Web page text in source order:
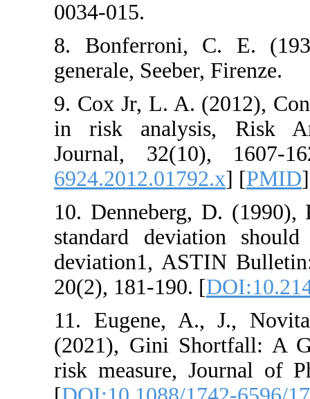
8. Bonferroni,
generale, Seeber,
9. Cox Jr, L. A.
in risk
Journal,
10. Denneberg,
standard
deviation1,
20(2), 181-190. [
11. Eugene,
(2021), Gini
risk measure,